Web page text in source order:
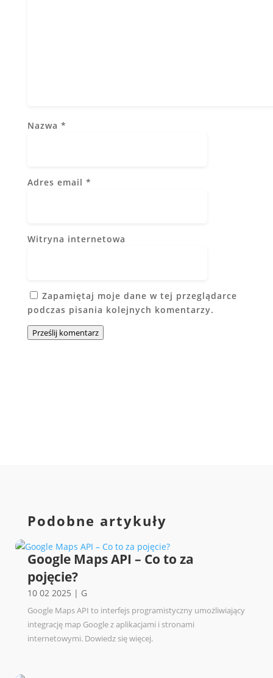
Nazwa *
Adres email *
Witryna internetowa
Zapamiętaj moje dane w tej przeglądarce
podczas pisania kolejnych komentarzy.
Prześlij komentarz
Podobne artykuły
Google Maps API – Co to za
pojęcie?
10 02 2025 | G
Google Maps API to interfejs programistyczny umożliwiający
integrację map Google z aplikacjami i stronami
internetowymi. Dowiedz się więcej.